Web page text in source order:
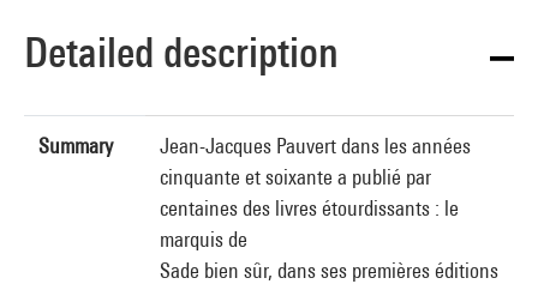
Detailed description
Summary
Jean-Jacques Pauvert dans les années
cinquante et soixante a publié par
centaines des livres étourdissants : le
marquis de
Sade bien sûr, dans ses premières éditions